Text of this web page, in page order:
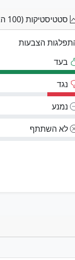
סטטיסטיקות (100 הצבעות אחרונות)
הצבעות
בעד
נגד
נמנע
לא השתתף